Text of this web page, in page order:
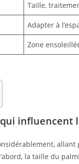
Taille,
Adapter à
Zone
influencent
allant
la taille du